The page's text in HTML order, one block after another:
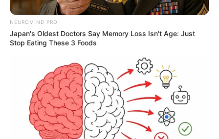
Foto Alcaldía.
Alerta Tolima
NEUROMIND PRO
Japan's Oldest Doctors Say Memory Loss Isn't Age: Just
Stop Eating These 3 Foods